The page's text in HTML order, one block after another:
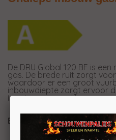
De DRU Global 120 BF is
gas. De brede ruit zorgt
waardoor er een groot
inbouwdiepte zorgt ervoor
interieur passend is.
Eenvoudig genieten